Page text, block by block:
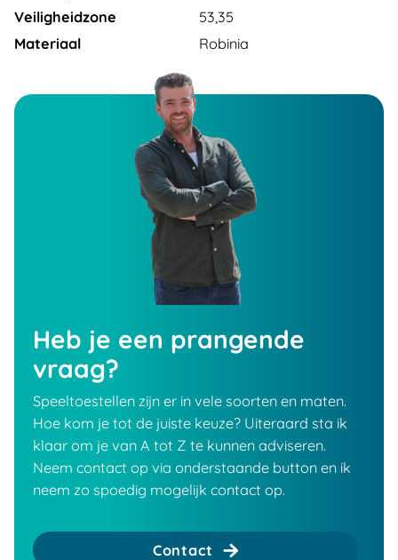
Veiligheidzone
53,35
Materiaal
Robinia
Heb je een prangende
vraag?
Speeltoestellen zijn er in vele soorten en maten.
Hoe kom je tot de juiste keuze? Uiteraard sta ik
klaar om je van A tot Z te kunnen adviseren.
Neem contact op via onderstaande button en ik
neem zo spoedig mogelijk contact op.
Contact